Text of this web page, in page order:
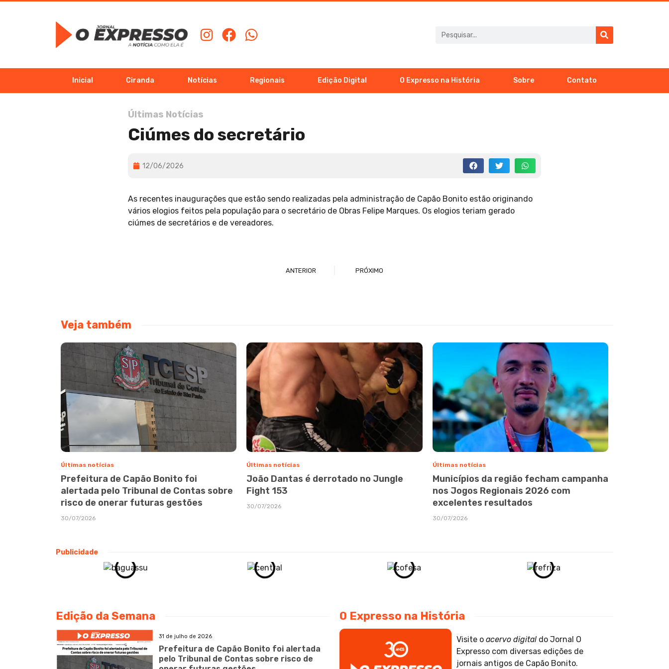
Inicial Ciranda Notícias Regionais Edição Digital O Expresso na História Sobre Contato
Últimas Notícias
Ciúmes do secretário
12/06/2026
As recentes inaugurações que estão sendo realizadas pela administração de Capão Bonito estão originando
vários elogios feitos pela população para o secretário de Obras Felipe Marques. Os elogios teriam gerado
ciúmes de secretários e de vereadores.
ANTERIOR PRÓXIMO
Veja também
Últimas notícias
Prefeitura de Capão Bonito foi
alertada pelo Tribunal de Contas sobre
risco de onerar futuras gestões
30/07/2026
Últimas notícias
João Dantas é derrotado no Jungle
Fight 153
30/07/2026
Últimas notícias
Municípios da região fecham campanha
nos Jogos Regionais 2026 com
excelentes resultados
30/07/2026
Publicidade
Edição da Semana
31 de julho de 2026
Prefeitura de Capão Bonito foi alertada
pelo Tribunal de Contas sobre risco de
O Expresso na História
Visite o acervo digital do Jornal O
Expresso com diversas edições de
jornais antigos de Capão Bonito.